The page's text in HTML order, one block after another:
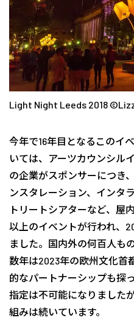
Light Night Leeds 2018
今年で16年目となるこのイ
いては、アーツカウンシル
の企業がスポンサーにつき
ンスタレーション、インタ
トリートシアターなど、屋
以上のイベントが行われ、
ました。国内外の何百人も
数年は2023年の欧州文化首
的なパートナーシップも探
指定は不可能になりました
組みは続いています。